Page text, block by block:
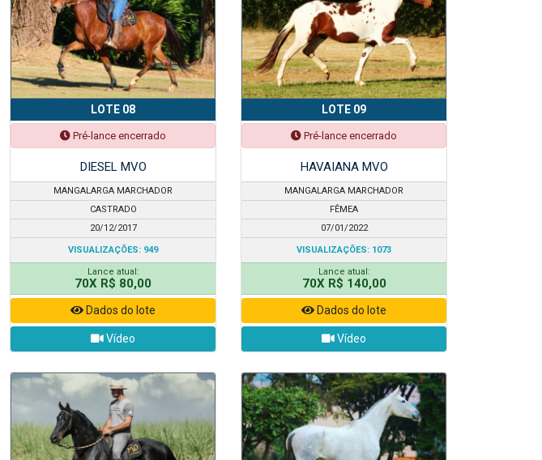
LOTE 08
Pré-lance encerrado
DIESEL MVO
MANGALARGA MARCHADOR
CASTRADO
20/12/2017
VISUALIZAÇÕES: 949
Lance atual:
70X R$ 80,00
Dados do lote
Vídeo
LOTE 09
Pré-lance encerrado
HAVAIANA MVO
MANGALARGA MARCHADOR
FÊMEA
07/01/2022
VISUALIZAÇÕES: 1073
Lance atual:
70X R$ 140,00
Dados do lote
Vídeo